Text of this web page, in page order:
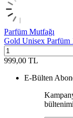
Parfüm Mutfağı
Gold Unisex Parfüm
999,00 TL
E-Bülten